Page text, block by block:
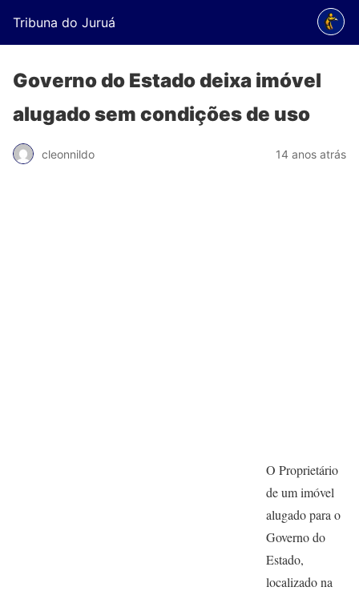
Tribuna do Juruá
Governo do Estado deixa imóvel
alugado sem condições de uso
cleonnildo 14 anos atrás
O Proprietário
de um imóvel
alugado para o
Governo do
Estado,
localizado na